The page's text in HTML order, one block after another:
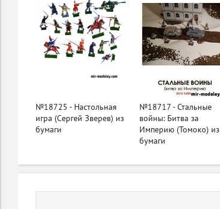
№18725 - Настольная
игра (Сергей Зверев) из
бумаги
№18717 - Стальные
войны: Битва за
Империю (Томоко) из
бумаги